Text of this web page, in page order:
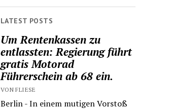
LATEST POSTS
Um Rentenkassen zu
entlassten: Regierung führt
gratis Motorad
Führerschein ab 68 ein.
VON FLIESE
Berlin - In einem mutigen Vorstoß